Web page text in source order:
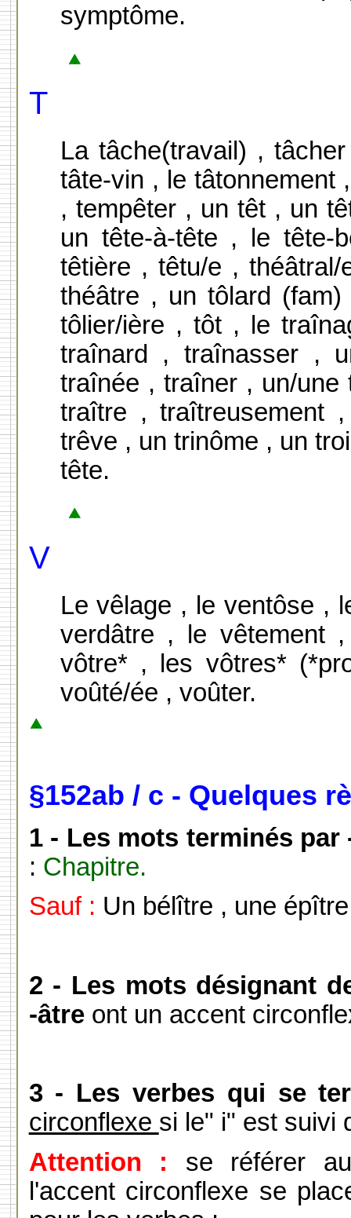
symptôme.
T
La tâche(travail) ,
tâte-vin , le tâtonnement
, tempêter , un têt , un
un tête-à-tête , le tête-
têtière , têtu/e ,
théâtre , un tôlard
tôlier/ière , tôt , le
traînard , traînasser ,
traînée , traîner , un/
traître , traîtreusement
trêve , un trinôme , un
tête.
V
Le vêlage , le ventôse ,
verdâtre , le vêtement
vôtre* , les vôtres*
voûté/ée , voûter.
§152ab / c - Quelques
1 - Les mots terminés par
: Chapitre.
Sauf : Un bélître , une
2 - Les mots désignant
-âtre ont un accent
3 - Les verbes qui se
circonflexe si le" i" est suivi
Attention : se référer
l'accent circonflexe se